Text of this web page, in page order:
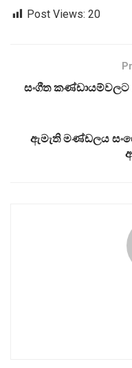
Post Views: 20
සංගීත කණ්ඩායම්වලට
ඇමැති මණ්ඩලය